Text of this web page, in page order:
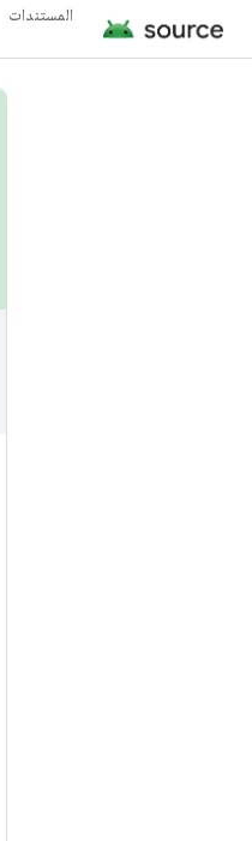
المستندات